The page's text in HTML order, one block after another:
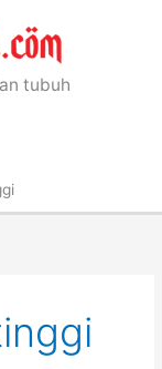
tubuh